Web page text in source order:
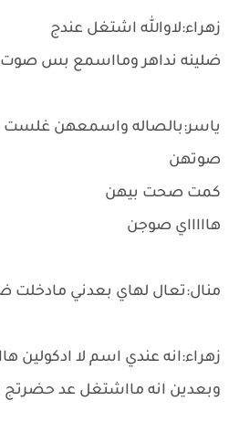
زهراء:لاوالله اشتغل عندج
ضلينه نداهر ومااسمع بس صوت
ياسر:بالصاله واسمعهن غلست
صوتهن
كمت صحت بيهن
هاااااي صوجن
منال:تعال لهاي بعدني مادخلت
زهراء:انه عندي اسم لا ادكولين
وبعدين انه مااشتغل عد حضرتج